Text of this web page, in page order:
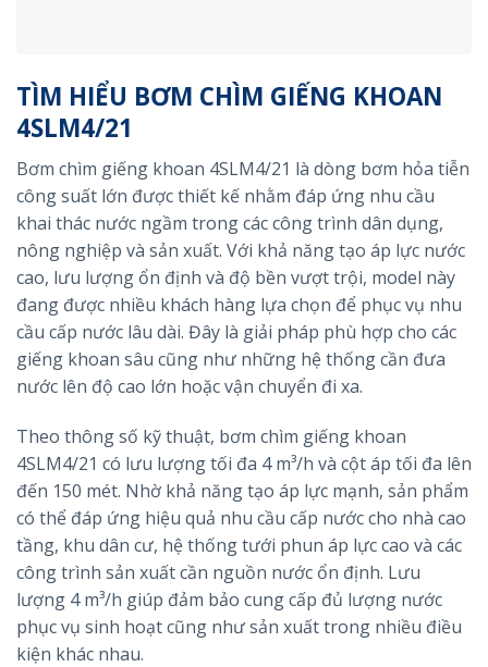
TÌM HIỂU BƠM CHÌM GIẾNG KHOAN
4SLM4/21
Bơm chìm giếng khoan 4SLM4/21 là dòng bơm hỏa tiễn
công suất lớn được thiết kế nhằm đáp ứng nhu cầu
khai thác nước ngầm trong các công trình dân dụng,
nông nghiệp và sản xuất. Với khả năng tạo áp lực nước
cao, lưu lượng ổn định và độ bền vượt trội, model này
đang được nhiều khách hàng lựa chọn để phục vụ nhu
cầu cấp nước lâu dài. Đây là giải pháp phù hợp cho các
giếng khoan sâu cũng như những hệ thống cần đưa
nước lên độ cao lớn hoặc vận chuyển đi xa.
Theo thông số kỹ thuật, bơm chìm giếng khoan
4SLM4/21 có lưu lượng tối đa 4 m³/h và cột áp tối đa lên
đến 150 mét. Nhờ khả năng tạo áp lực mạnh, sản phẩm
có thể đáp ứng hiệu quả nhu cầu cấp nước cho nhà cao
tầng, khu dân cư, hệ thống tưới phun áp lực cao và các
công trình sản xuất cần nguồn nước ổn định. Lưu
lượng 4 m³/h giúp đảm bảo cung cấp đủ lượng nước
phục vụ sinh hoạt cũng như sản xuất trong nhiều điều
kiện khác nhau.